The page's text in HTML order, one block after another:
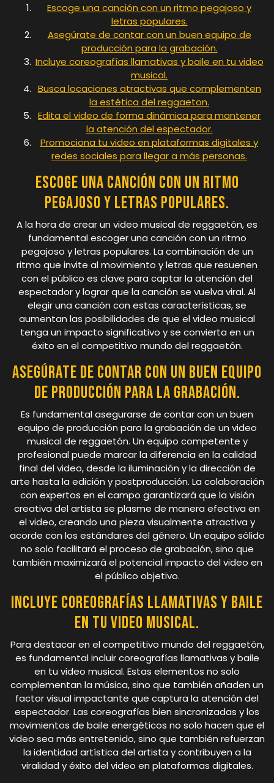
Escoge una canción con un ritmo pegajoso y
letras populares.
Asegúrate de contar con un buen equipo de
producción para la grabación.
Incluye coreografías llamativas y baile en tu video
musical.
Busca locaciones atractivas que complementen
la estética del reggaeton.
Edita el video de forma dinámica para mantener
la atención del espectador.
Promociona tu video en plataformas digitales y
redes sociales para llegar a más personas.
Escoge una canción con un ritmo
pegajoso y letras populares.
A la hora de crear un video musical de reggaetón, es
fundamental escoger una canción con un ritmo
pegajoso y letras populares. La combinación de un
ritmo que invite al movimiento y letras que resuenen
con el público es clave para captar la atención del
espectador y lograr que la canción se vuelva viral. Al
elegir una canción con estas características, se
aumentan las posibilidades de que el video musical
tenga un impacto significativo y se convierta en un
éxito en el competitivo mundo del reggaetón.
Asegúrate de contar con un buen equipo
de producción para la grabación.
Es fundamental asegurarse de contar con un buen
equipo de producción para la grabación de un video
musical de reggaetón. Un equipo competente y
profesional puede marcar la diferencia en la calidad
final del video, desde la iluminación y la dirección de
arte hasta la edición y postproducción. La colaboración
con expertos en el campo garantizará que la visión
creativa del artista se plasme de manera efectiva en
el video, creando una pieza visualmente atractiva y
acorde con los estándares del género. Un equipo sólido
no solo facilitará el proceso de grabación, sino que
también maximizará el potencial impacto del video en
el público objetivo.
Incluye coreografías llamativas y baile
en tu video musical.
Para destacar en el competitivo mundo del reggaetón,
es fundamental incluir coreografías llamativas y baile
en tu video musical. Estas elementos no solo
complementan la música, sino que también añaden un
factor visual impactante que captura la atención del
espectador. Las coreografías bien sincronizadas y los
movimientos de baile energéticos no solo hacen que el
video sea más entretenido, sino que también refuerzan
la identidad artística del artista y contribuyen a la
viralidad y éxito del video en plataformas digitales.